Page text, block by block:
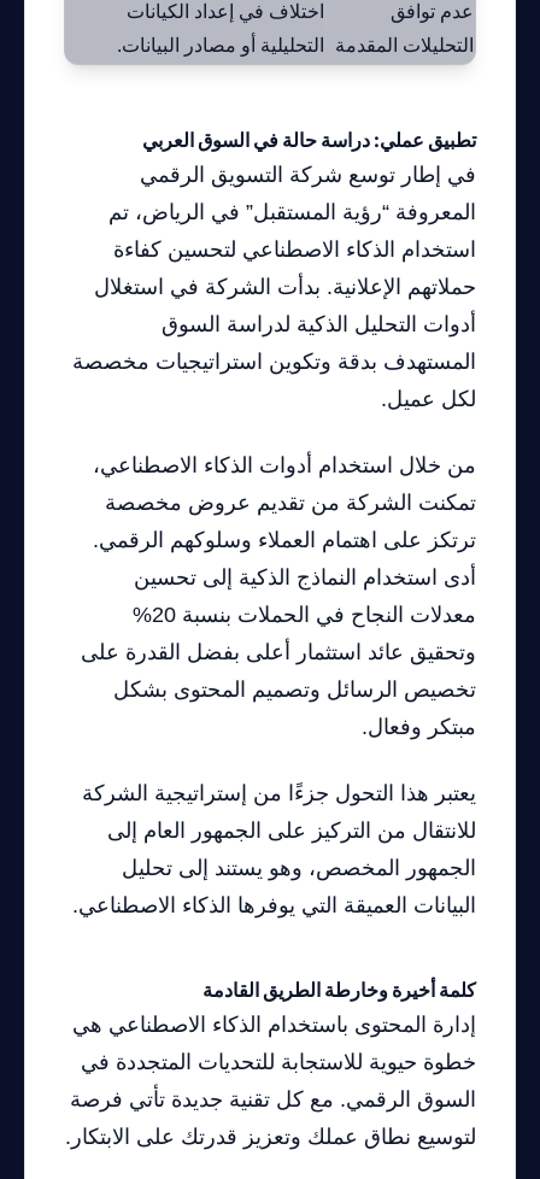
عدم توافق
التحليلات المقدمة
اختلاف في إعداد الكيانات
التحليلية أو مصادر البيانات.
تطبيق عملي: دراسة حالة في السوق العربي
في إطار توسع شركة التسويق الرقمي
المعروفة “رؤية المستقبل” في الرياض، تم
استخدام الذكاء الاصطناعي لتحسين كفاءة
حملاتهم الإعلانية. بدأت الشركة في استغلال
أدوات التحليل الذكية لدراسة السوق
المستهدف بدقة وتكوين استراتيجيات مخصصة
لكل عميل.
من خلال استخدام أدوات الذكاء الاصطناعي،
تمكنت الشركة من تقديم عروض مخصصة
ترتكز على اهتمام العملاء وسلوكهم الرقمي.
أدى استخدام النماذج الذكية إلى تحسين
معدلات النجاح في الحملات بنسبة 20%
وتحقيق عائد استثمار أعلى بفضل القدرة على
تخصيص الرسائل وتصميم المحتوى بشكل
مبتكر وفعال.
يعتبر هذا التحول جزءًا من إستراتيجية الشركة
للانتقال من التركيز على الجمهور العام إلى
الجمهور المخصص، وهو يستند إلى تحليل
البيانات العميقة التي يوفرها الذكاء الاصطناعي.
كلمة أخيرة وخارطة الطريق القادمة
إدارة المحتوى باستخدام الذكاء الاصطناعي هي
خطوة حيوية للاستجابة للتحديات المتجددة في
السوق الرقمي. مع كل تقنية جديدة تأتي فرصة
لتوسيع نطاق عملك وتعزيز قدرتك على الابتكار.